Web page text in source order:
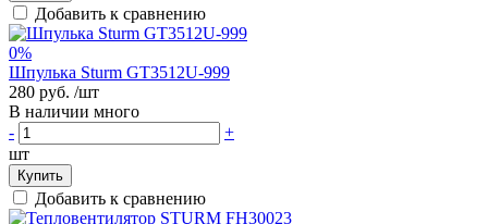
Добавить к сравнению
0%
Шпулька Sturm GT3512U-999
280 руб. /шт
В наличии много
-
+
шт
Купить
Добавить к сравнению